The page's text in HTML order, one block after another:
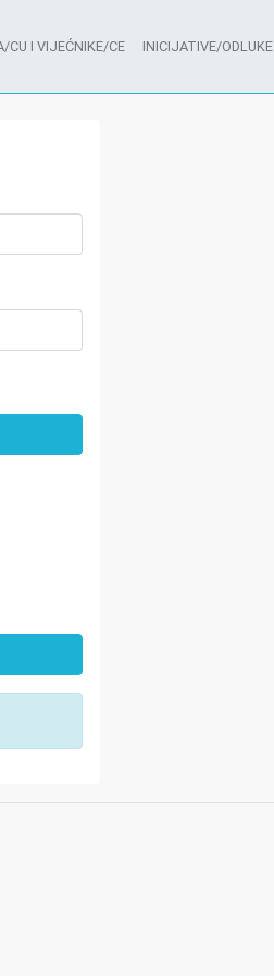
CU I VIJEĆNIKE/CE INICIJATIVE/ODLUKE